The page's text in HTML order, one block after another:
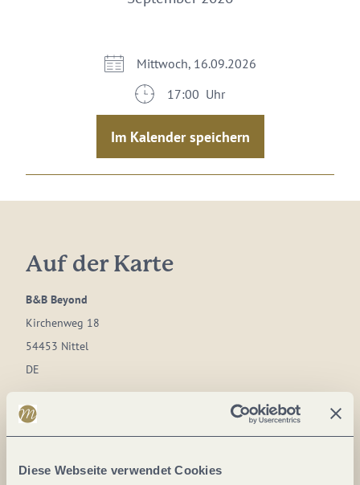
Diese Webseite verwendet Cookies
Mittwoch, 16.09.2026
17:00 Uhr
Im Kalender speichern
Auf der Karte
B&B Beyond
Kirchenweg 18
54453 Nittel
DE
Tel.:
E-Mail:info@beyond-nittel.de